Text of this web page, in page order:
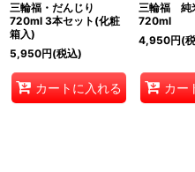
三輪福・だんじり
720ml 3本セット(化粧
箱入)
5,950円(税込)
カートに入れる
三輪福 純
720ml
4,950円(
カー